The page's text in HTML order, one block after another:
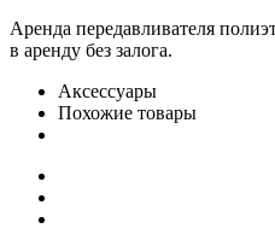
Аренда передавливателя
в аренду без залога.
Аксессуары
Похожие товары